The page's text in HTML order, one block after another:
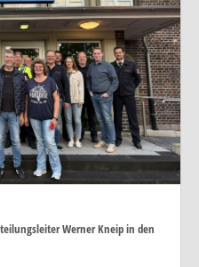
Werner Kneip in den